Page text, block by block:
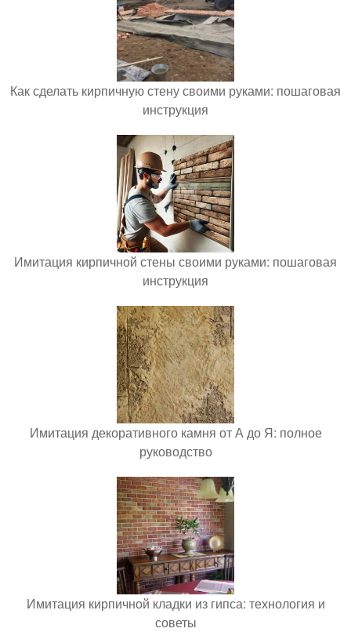
Как сделать кирпичную стену своими руками: пошаговая
инструкция
Имитация кирпичной стены своими руками: пошаговая
инструкция
Имитация декоративного камня от А до Я: полное
руководство
Имитация кирпичной кладки из гипса: технология и
советы